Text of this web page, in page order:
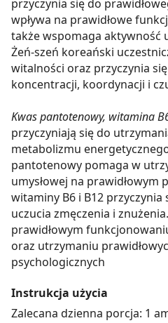
przyczynia się do
wpływa na prawidłowe
także wspomaga aktywność
Żeń-szeń koreański
witalności oraz przyczynia
koncentracji, koordynacji i
Kwas pantotenowy, witamina
przyczyniają się do
metabolizmu
pantotenowy pomaga w
umysłowej na prawidłowym
witaminy B6 i B12 przyczynia
uczucia zmęczenia i
prawidłowym
oraz utrzymaniu
psychologicznych
Instrukcja użycia
Zalecana dzienna porcja: 1